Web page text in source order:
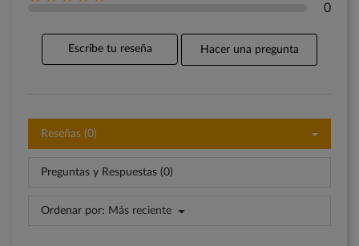
0
Escribe tu reseña Hacer una pregunta
Reseñas (0)
Preguntas y Respuestas (0)
Ordenar por: Más reciente